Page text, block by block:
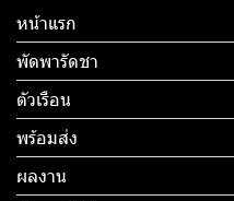
หน้าแรก
พัดพารัดชา
ตัวเรือน
พร้อมส่ง
ผลงาน